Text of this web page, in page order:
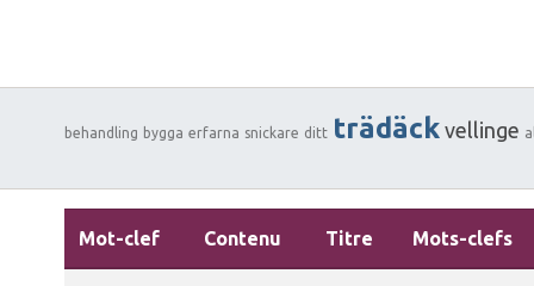
behandling bygga erfarna snickare ditt trädäck vellinge
Mot-clef Contenu Titre Mots-clefs